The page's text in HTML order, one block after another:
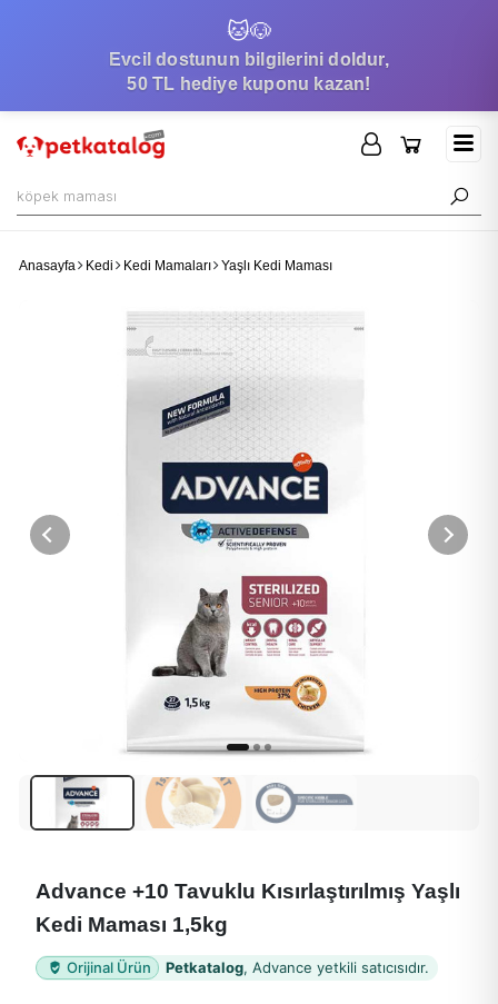
🐱🐶
Evcil dostunun bilgilerini doldur,
50 TL hediye kuponu kazan!
Anasayfa Kedi Kedi Mamaları Yaşlı Kedi Maması
Advance +10 Tavuklu Kısırlaştırılmış Yaşlı
Kedi Maması 1,5kg
Orijinal Ürün Petkatalog, Advance yetkili satıcısıdır.